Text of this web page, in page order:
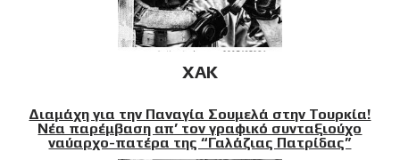
XAK
Διαμάχη για την Παναγία Σουμελά στην Τουρκία!
Νέα παρέμβαση απ’ τον γραφικό συνταξιούχο
ναύαρχο-πατέρα της “Γαλάζιας Πατρίδας”